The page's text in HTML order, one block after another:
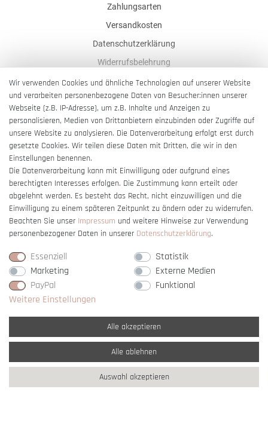
Zahlungsarten
Versandkosten
Datenschutzerklärung
Widerrufsbelehrung
AGB
Impressum
Barrierefreiheitserklärung
Vertrag widerrufen
* Alle Preise verstehen sich inkl. gesetzl. MwSt. undzzgl. Versandkosten
** Nur innerhalb Deutschlands© copyright 2007-2026 Schmuck Krone / Alle
Rechte vorbehalten / powered bycreateyourtemplate
Wir verwenden Cookies und ähnliche Technologien auf unserer Website
und verarbeiten personenbezogene Daten von Besucher:innen unserer
Webseite (z.B. IP-Adresse), um z.B. Inhalte und Anzeigen zu
personalisieren, Medien von Drittanbietern einzubinden oder Zugriffe auf
unsere Website zu analysieren. Die Datenverarbeitung erfolgt erst durch
gesetzte Cookies. Wir teilen diese Daten mit Dritten, die wir in den
Einstellungen benennen.
Die Datenverarbeitung kann mit Einwilligung oder aufgrund eines
berechtigten Interesses erfolgen. Die Zustimmung kann erteilt oder
abgelehnt werden. Es besteht das Recht, nicht einzuwilligen und die
Einwilligung zu einem späteren Zeitpunkt zu ändern oder zu widerrufen.
Beachten Sie unser Impressum und weitere Hinweise zur Verwendung
personenbezogener Daten in unserer Daten­schutz­erklärung.
Essenziell
Statistik
Marketing
Externe Medien
PayPal
Funktional
Weitere Einstellungen
Alle akzeptieren
Alle ablehnen
Auswahl akzeptieren